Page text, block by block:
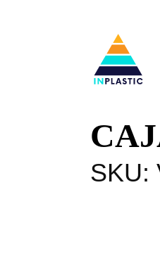
SKU: